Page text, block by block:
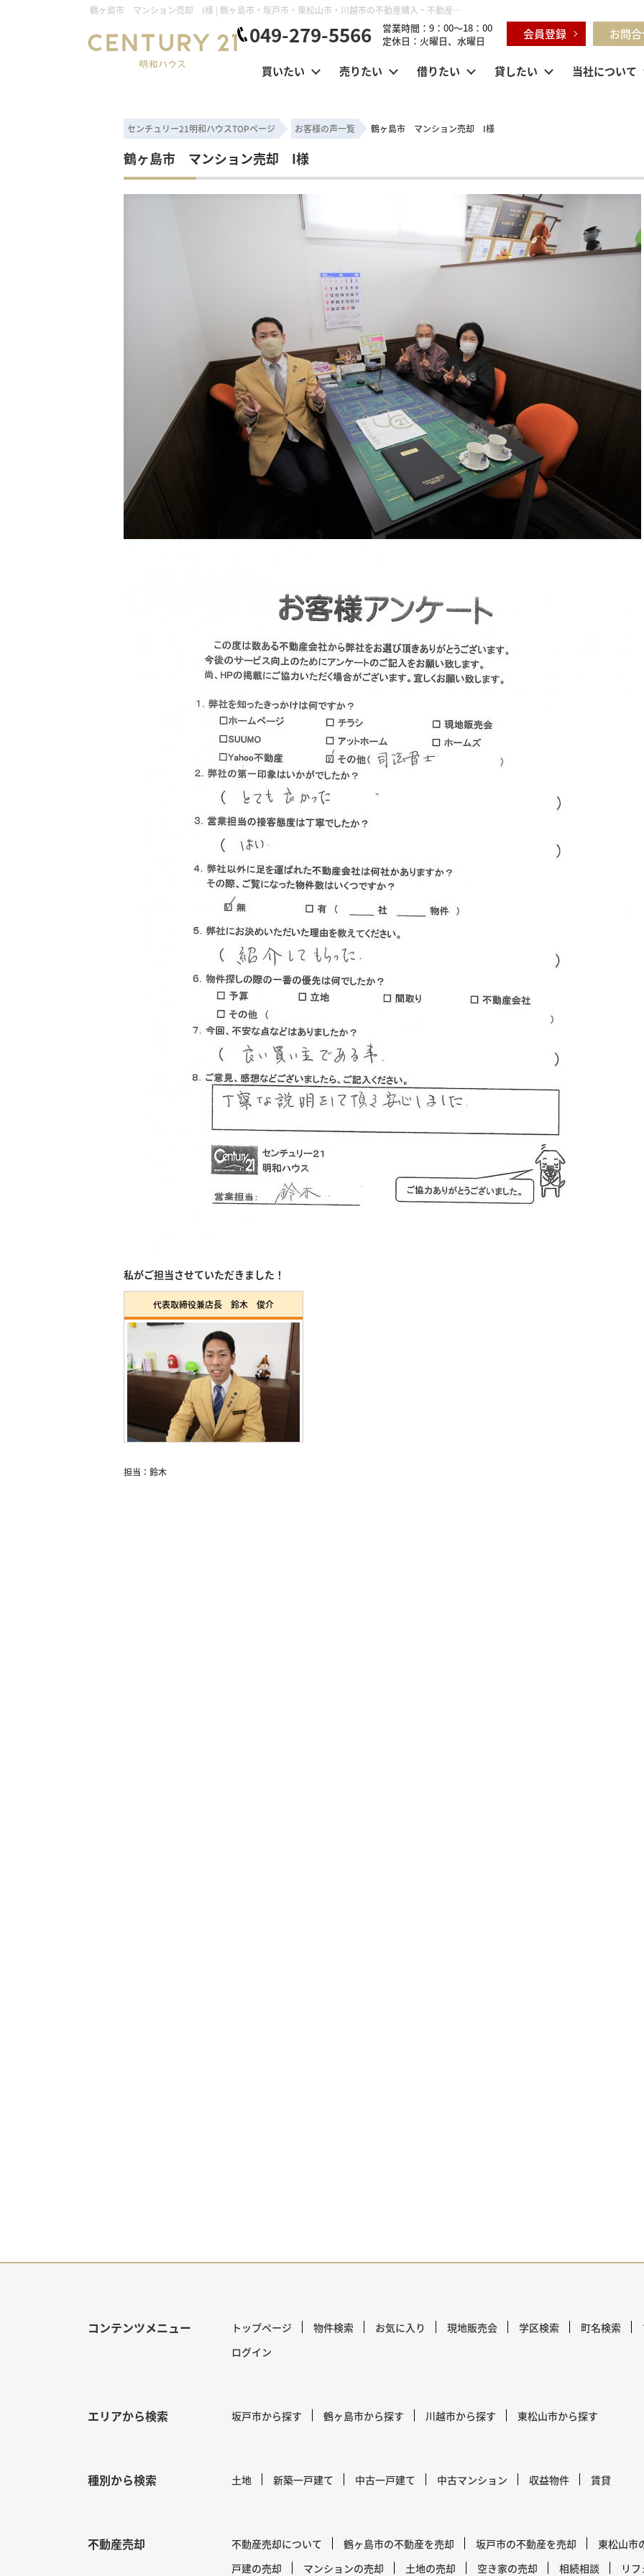
鶴ヶ島市 マンション売却 I様 | 鶴ヶ島市・坂戸市・東松山市・川越市の不動産購入・不動産売却のことならセンチュリー21明和ハウス
049-279-5566
営業時間：9：00～18：00
定休日：火曜日、水曜日
会員登録 お問
買いたい 売りたい 借りたい 貸したい 当社について
センチュリー21明和ハウスTOPページ お客様の声一覧 鶴ヶ島市 マンション売却 I様
鶴ヶ島市 マンション売却 I様
私がご担当させていただきました！
代表取締役兼店長 鈴木 俊介
担当：鈴木
コンテンツメニュー トップページ 物件検索 お気に入り 現地販売会 学区検索 町名検索
ログイン
エリアから検索 坂戸市から探す 鶴ヶ島市から探す 川越市から探す 東松山市から探す
種別から検索 土地 新築一戸建て 中古一戸建て 中古マンション 収益物件 賃貸
不動産売却 不動産売却について 鶴ヶ島市の不動産を売却 坂戸市の不動産を売却
東松山市
戸建の売却
マンションの売却 土地の売却 空き家の売却 相続相談 リ